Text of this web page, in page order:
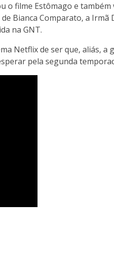
o filme Estômago e também
Bianca Comparato, a Irmã
na GNT.
Netflix de ser que, aliás, a
pela segunda